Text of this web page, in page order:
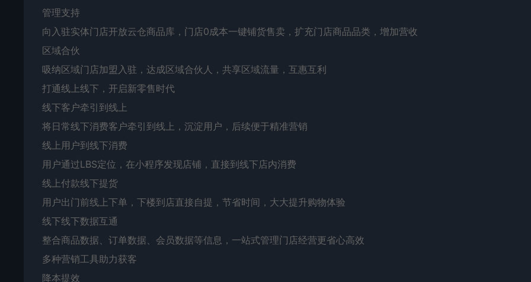
管理支持
向入驻实体门店开放云仓商品库，门店0成本一键铺货售卖，扩充门店商品品类，增加营收
区域合伙
吸纳区域门店加盟入驻，达成区域合伙人，共享区域流量，互惠互利
打通线上线下，开启新零售时代
线下客户牵引到线上
将日常线下消费客户牵引到线上，沉淀用户，后续便于精准营销
线上用户到线下消费
用户通过LBS定位，在小程序发现店铺，直接到线下店内消费
线上付款线下提货
用户出门前线上下单，下楼到店直接自提，节省时间，大大提升购物体验
线下线下数据互通
整合商品数据、订单数据、会员数据等信息，一站式管理门店经营更省心高效
多种营销工具助力获客
降本提效